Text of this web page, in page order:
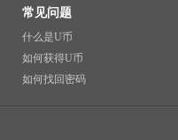
常见问题
什么是U币
如何获得U币
如何找回密码